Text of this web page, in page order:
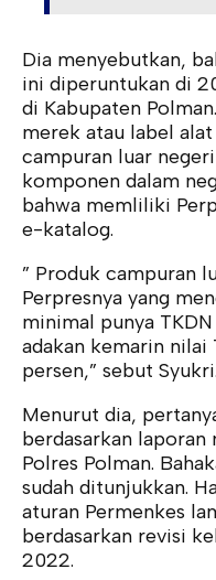
Dia menyebutkan,
ini diperuntukan di
di Kabupaten
merek atau label
campuran luar
komponen dalam
bahwa memliliki
e-katalog.
” Produk campuran
Perpresnya yang
minimal punya
adakan kemarin nilai
persen,” sebut Syukri.
Menurut dia,
berdasarkan laporan
Polres Polman.
sudah ditunjukkan.
aturan Permenkes
berdasarkan revisi
2022.